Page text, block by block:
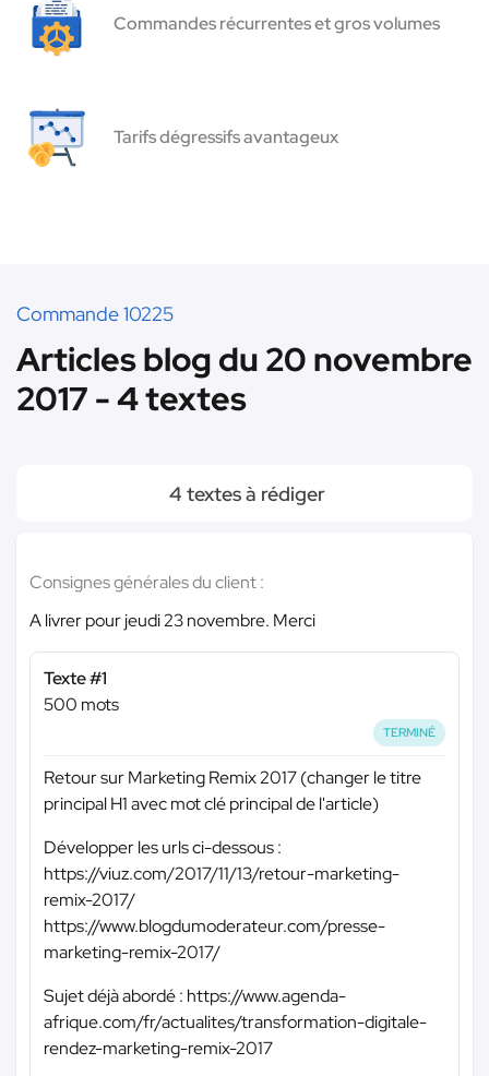
Commandes récurrentes et gros volumes
Tarifs dégressifs avantageux
Commande 10225
Articles blog du 20 novembre
2017 - 4 textes
4 textes à rédiger
Consignes générales du client :
A livrer pour jeudi 23 novembre. Merci
Texte #1
500 mots
TERMINÉ
Retour sur Marketing Remix 2017 (changer le titre
principal H1 avec mot clé principal de l'article)
Développer les urls ci-dessous :
https://viuz.com/2017/11/13/retour-marketing-
remix-2017/
https://www.blogdumoderateur.com/presse-
marketing-remix-2017/
Sujet déjà abordé : https://www.agenda-
afrique.com/fr/actualites/transformation-digitale-
rendez-marketing-remix-2017